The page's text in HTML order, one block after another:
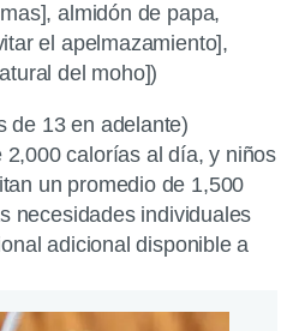
almidón de papa,
el apelmazamiento],
del moho])
de 13 en adelante)
calorías al día, y niños
un promedio de 1,500
necesidades individuales
adicional disponible a